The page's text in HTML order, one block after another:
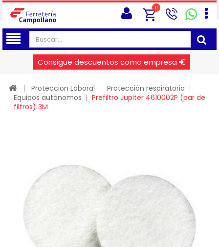
0
Consigue descuentos como empresa
Proteccion Laboral
Protección respiratoria
Equipos autónomos
Prefiltro Jupiter 4610002P (par de
filtros) 3M